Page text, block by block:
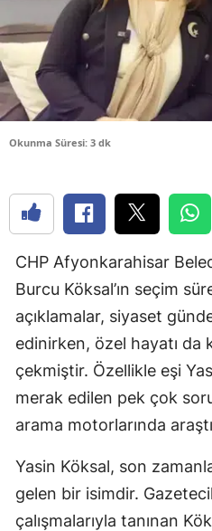
Okunma Süresi: 3 dk
CHP Afyonkarahisar
Burcu Köksal’ın seçim
açıklamalar, siyaset
edinirken, özel hayatı da
çekmiştir. Özellikle eşi
merak edilen pek çok
arama motorlarında
Yasin Köksal, son
gelen bir isimdir.
çalışmalarıyla tanınan